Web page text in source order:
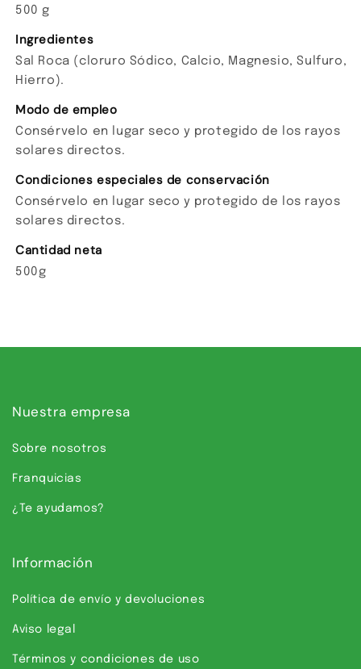
500 g
Ingredientes
Sal Roca (cloruro Sódico, Calcio, Magnesio, Sulfuro,
Hierro).
Modo de empleo
Consérvelo en lugar seco y protegido de los rayos
solares directos.
Condiciones especiales de conservación
Consérvelo en lugar seco y protegido de los rayos
solares directos.
Cantidad neta
500g
Nuestra empresa
Sobre nosotros
Franquicias
¿Te ayudamos?
Información
Política de envío y devoluciones
Aviso legal
Términos y condiciones de uso